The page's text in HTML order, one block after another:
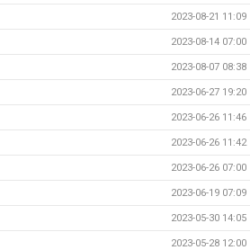
2023-08-21 11:09
2023-08-14 07:00
2023-08-07 08:38
2023-06-27 19:20
2023-06-26 11:46
2023-06-26 11:42
2023-06-26 07:00
2023-06-19 07:09
2023-05-30 14:05
2023-05-28 12:00